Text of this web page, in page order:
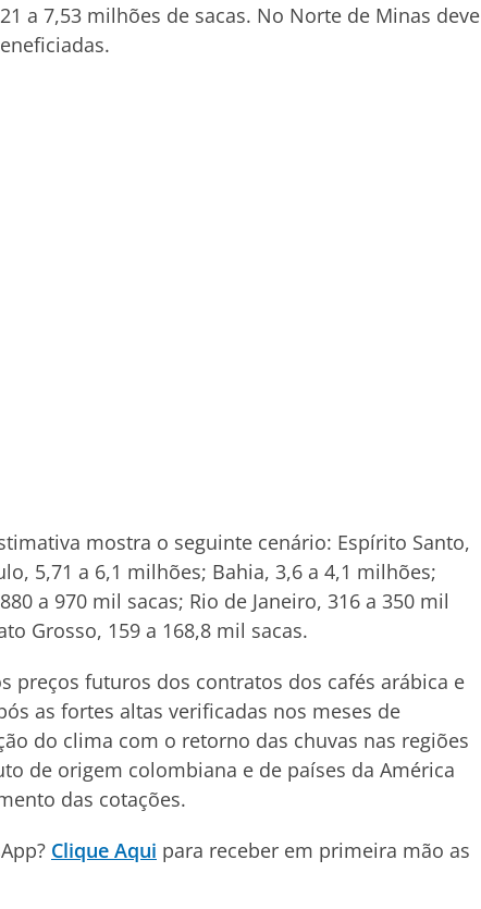
a 7,53 milhões de sacas. No Norte de Minas deve
mostra o seguinte cenário: Espírito Santo,
5,71 a 6,1 milhões; Bahia, 3,6 a 4,1 milhões;
a 970 mil sacas; Rio de Janeiro, 316 a 350 mil
Grosso, 159 a 168,8 mil sacas.
preços futuros dos contratos dos cafés arábica e
as fortes altas verificadas nos meses de
do clima com o retorno das chuvas nas regiões
de origem colombiana e de países da América
das cotações.
Clique Aqui para receber em primeira mão as